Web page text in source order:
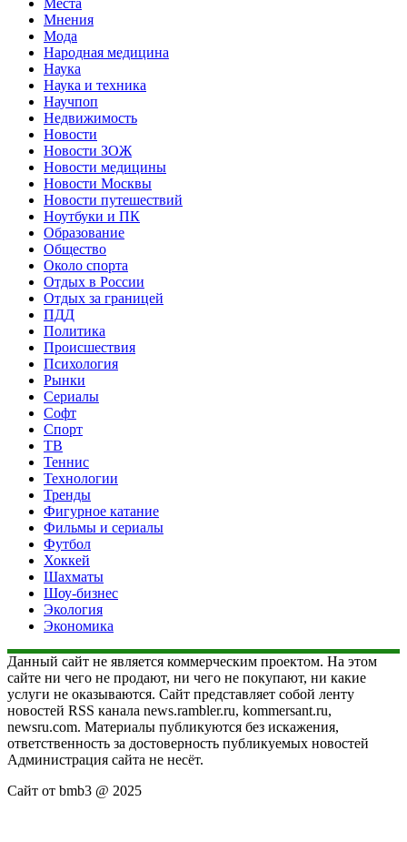
Мнения
Мода
Народная медицина
Наука
Наука и техника
Научпоп
Недвижимость
Новости
Новости ЗОЖ
Новости медицины
Новости Москвы
Новости путешествий
Ноутбуки и ПК
Образование
Общество
Около спорта
Отдых в России
Отдых за границей
ПДД
Политика
Происшествия
Психология
Рынки
Сериалы
Софт
Спорт
ТВ
Теннис
Технологии
Тренды
Фигурное катание
Фильмы и сериалы
Футбол
Хоккей
Шахматы
Шоу-бизнес
Экология
Экономика
Данный сайт не является коммерческим проектом. На этом
сайте ни чего не продают, ни чего не покупают, ни какие
услуги не оказываются. Сайт представляет собой ленту
новостей RSS канала news.rambler.ru, kommersant.ru,
newsru.com. Материалы публикуются без искажения,
ответственность за достоверность публикуемых новостей
Администрация сайта не несёт.
Сайт от bmb3 @ 2025